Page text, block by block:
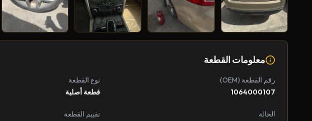
معلومات القطعة
رقم القطعة (OEM)
1064000107
نوع القطعة
قطعة أصلية
الحالة
تقييم القطعة